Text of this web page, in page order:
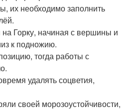
их необходимо заполнить
Горку, начиная с вершины и
к подножию.
тогда работы с
удалять соцветия,
своей морозоустойчивости,